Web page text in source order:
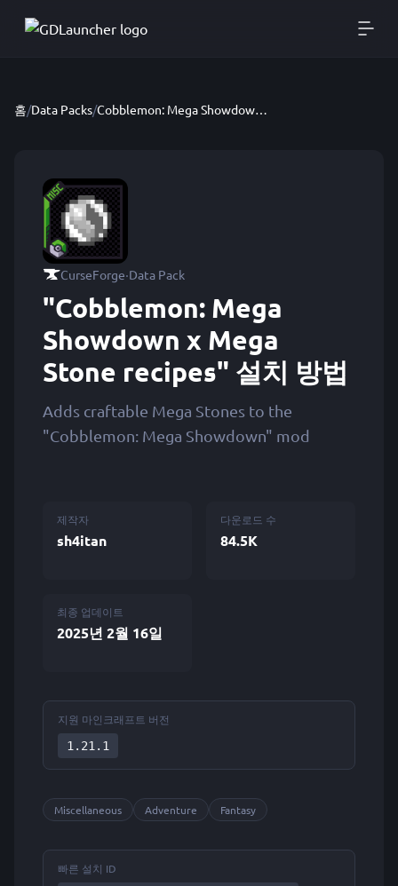
홈/Data Packs/ Cobblemon: Mega Showdown x Mega Stone recipes
CurseForge·Data Pack
"Cobblemon: Mega
Showdown x Mega
Stone recipes" 설치 방법
Adds craftable Mega Stones to the
"Cobblemon: Mega Showdown" mod
제작자
sh4itan
다운로드 수
84.5K
최종 업데이트
2025년 2월 16일
지원 마인크래프트 버전
1.21.1
Miscellaneous Adventure Fantasy
빠른 설치 ID